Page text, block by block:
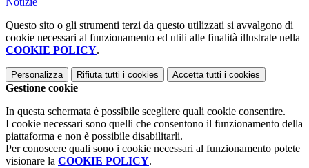
Questo sito o gli strumenti terzi da questo utilizzati si avvalgono di
cookie necessari al funzionamento ed utili alle finalità illustrate nella
COOKIE POLICY.
Personalizza Rifiuta tutti i cookies Accetta tutti i cookies
Gestione cookie
In questa schermata è possibile scegliere quali cookie consentire.
I cookie necessari sono quelli che consentono il funzionamento della
piattaforma e non è possibile disabilitarli.
Per conoscere quali sono i cookie necessari al funzionamento potete
visionare la COOKIE POLICY.